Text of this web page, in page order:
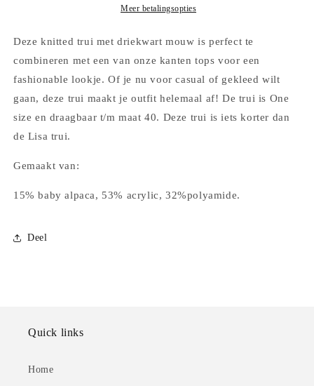
Meer betalingsopties
Deze knitted trui met driekwart mouw is perfect te
combineren met een van onze kanten tops voor een
fashionable lookje. Of je nu voor casual of gekleed wilt
gaan, deze trui maakt je outfit helemaal af! De trui is One
size en draagbaar t/m maat 40. Deze trui is iets korter dan
de Lisa trui.
Gemaakt van:
15% baby alpaca, 53% acrylic, 32%polyamide.
Deel
Quick links
Home